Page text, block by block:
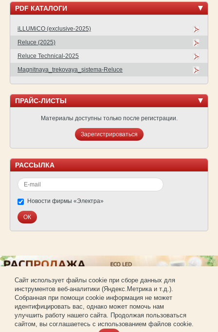
PDF КАТАЛОГИ
iLLUMiCO (exclusive-2025)
Reluce (2025)
Reluce Technical-2025
Magnitnaya_trekovaya_sistema-Reluce
ПРАЙС-ЛИСТЫ
Материалы доступны только после регистрации.
Зарегистрироваться
РАССЫЛКА
Новости фирмы «Электра»
© Фирма «Электра»
Использование материалов сайта без согласования запрещено.
Создание и продвижение сайта — РА «Имиджпром»
Cайт использует файлы cookie при сборе данных для
инструментов веб-аналитики (Яндекс.Метрика и т.д.).
Собранная при помощи cookie информация не может
идентифицировать вас, однако может помочь нам
улучшить работу нашего сайта. Продолжая пользоваться
сайтом, вы соглашаетесь с использованием файлов cookie.
Регистрация для покупки оптом